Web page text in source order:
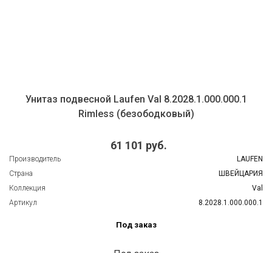
Унитаз подвесной Laufen Val 8.2028.1.000.000.1
Rimless (безободковый)
61 101 руб.
Производитель
LAUFEN
Страна
ШВЕЙЦАРИЯ
Коллекция
Val
Артикул
8.2028.1.000.000.1
Под заказ